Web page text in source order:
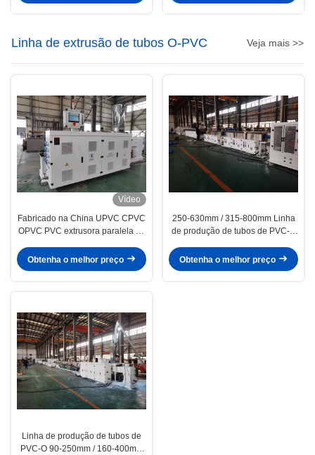
Linha de extrusão de tubos O-PVC Veja mais >>
Vídeo
Fabricado na China UPVC CPVC
OPVC PVC extrusora paralela de
alta capacidade de saída e
menos potência
Obtenha o melhor preço
250-630mm / 315-800mm Linha
de produção de tubos de PVC-O
extrusão de tubos de O-PVC
Obtenha o melhor preço
Linha de produção de tubos de
PVC-O 90-250mm / 160-400mm